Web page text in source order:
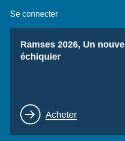
Se connecter
Titre
Ramses 2026, Un nouvel
échiquier
Lien
Acheter